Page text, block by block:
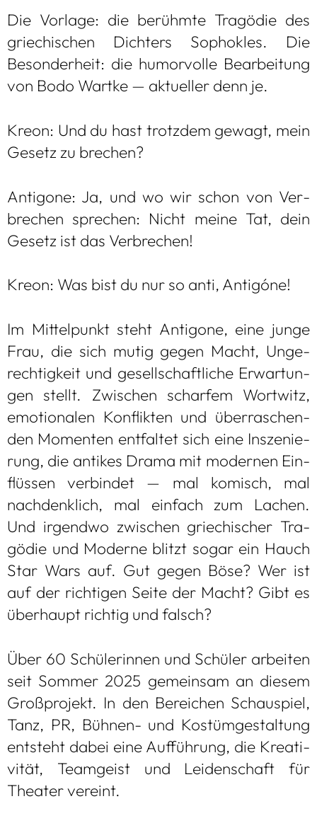
Die Vor­lage: die berühmte Tra­gö­die des
grie­chi­schen Dich­ters Sopho­kles. Die
Beson­der­heit: die humor­volle Bear­bei­tung
von Bodo Wartke — aktu­el­ler denn je.
Kreon: Und du hast trotz­dem gewagt, mein
Gesetz zu bre­chen?
Anti­gone: Ja, und wo wir schon von Ver­
bre­chen spre­chen: Nicht meine Tat, dein
Gesetz ist das Ver­bre­chen!
Kreon: Was bist du nur so anti, Antigóne!
Im Mit­tel­punkt steht Anti­gone, eine junge
Frau, die sich mutig gegen Macht, Unge­
rech­tig­keit und gesell­schaft­li­che Erwar­tun­
gen stellt. Zwi­schen schar­fem Wort­witz,
emo­tio­na­len Kon­flik­ten und über­ra­schen­
den Momen­ten ent­fal­tet sich eine Insze­nie­
rung, die anti­kes Drama mit moder­nen Ein­
flüs­sen ver­bin­det — mal komisch, mal
nach­denk­lich, mal ein­fach zum Lachen.
Und irgendwo zwi­schen grie­chi­scher Tra­
gö­die und Moderne blitzt sogar ein Hauch
Star Wars auf. Gut gegen Böse? Wer ist
auf der rich­ti­gen Seite der Macht? Gibt es
über­haupt rich­tig und falsch?
Über 60 Schü­le­rin­nen und Schü­ler arbei­ten
seit Som­mer 2025 gemein­sam an die­sem
Groß­pro­jekt. In den Berei­chen Schau­spiel,
Tanz, PR, Büh­nen- und Kos­tüm­ge­stal­tung
ent­steht dabei eine Auf­füh­rung, die Krea­ti­
vi­tät, Team­geist und Lei­den­schaft für
Thea­ter ver­eint.